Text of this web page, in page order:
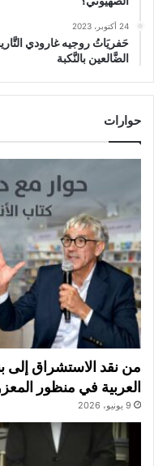
24 أكتوبر، 2023
حَفريَاتُ روجيه غارودي
الضَّالعين بالنَّكبة
حوارات
من نقد الاستشراق إلى
العربية في منظور
9 يونيو، 2026